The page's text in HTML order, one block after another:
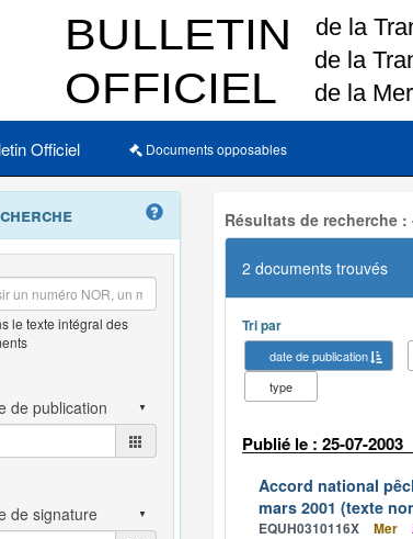
Officiel Documents opposables
le texte intégral des
Résultats de recherche
2 documents trouvés
Tri par
date de publication
type
Publié le : 25-07-2003
Accord national
mars 2001 (texte
EQUH0310116X Mer